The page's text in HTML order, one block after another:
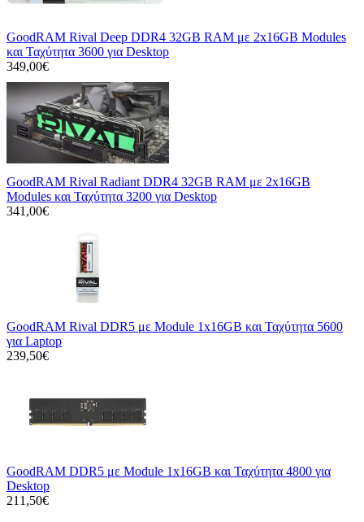
GoodRAM Rival Deep DDR4 32GB RAM με 2x16GB Modules
και Ταχύτητα 3600 για Desktop
349,00€
GoodRAM Rival Radiant DDR4 32GB RAM με 2x16GB
Modules και Ταχύτητα 3200 για Desktop
341,00€
GoodRAM Rival DDR5 με Module 1x16GB και Ταχύτητα 5600
για Laptop
239,50€
GoodRAM DDR5 με Module 1x16GB και Ταχύτητα 4800 για
Desktop
211,50€